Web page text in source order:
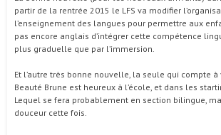
partir de la rentrée 2015 le LFS va modifier
l’enseignement des langues pour permettre aux
pas encore anglais d’intégrer cette compétence
plus graduelle que par l’immersion.
Et l’autre très bonne nouvelle, la seule qui compte à
Beauté Brune est heureux à l’école, et dans les
Lequel se fera probablement en section bilingue,
douceur cette fois.